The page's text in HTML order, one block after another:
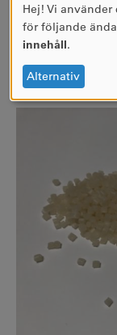
Isabella Lövin,
AV
OCH
COOKIES
Hej! Vi
för följande
innehåll.
Alternativ